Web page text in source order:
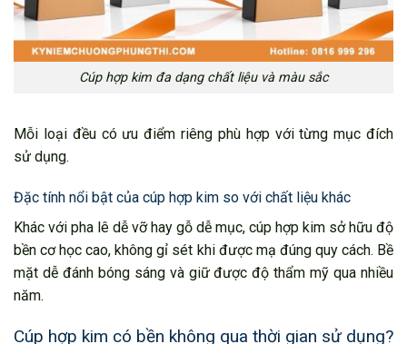
Cúp hợp kim đa dạng chất liệu và màu sắc
Mỗi loại đều có ưu điểm riêng phù hợp với từng mục đích
sử dụng.
Đặc tính nổi bật của cúp hợp kim so với chất liệu khác
Khác với pha lê dễ vỡ hay gỗ dễ mục, cúp hợp kim sở hữu độ
bền cơ học cao, không gỉ sét khi được mạ đúng quy cách. Bề
mặt dễ đánh bóng sáng và giữ được độ thẩm mỹ qua nhiều
năm.
Cúp hợp kim có bền không qua thời gian sử dụng?